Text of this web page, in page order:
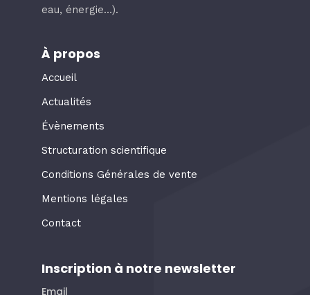
eau, énergie…).
À propos
Accueil
Actualités
Évènements
Structuration scientifique
Conditions Générales de vente
Mentions légales
Contact
Inscription à notre newsletter
Email